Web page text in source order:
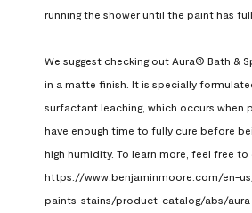
running the shower until the paint has
We suggest checking out Aura® Bath &
in a matte finish. It is specially
surfactant leaching, which occurs when
have enough time to fully cure before
high humidity. To learn more, feel free
https://www.benjaminmoore.com/en-
paints-stains/product-catalog/abs/